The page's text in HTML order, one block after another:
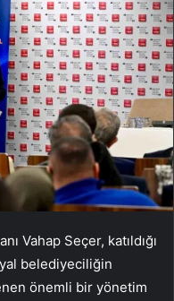
Vahap Seçer, katıldığı
belediyeciliğin
önemli bir yönetim